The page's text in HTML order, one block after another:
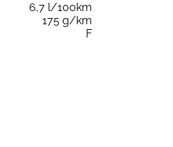
6,7 l/100km
175 g/km
F